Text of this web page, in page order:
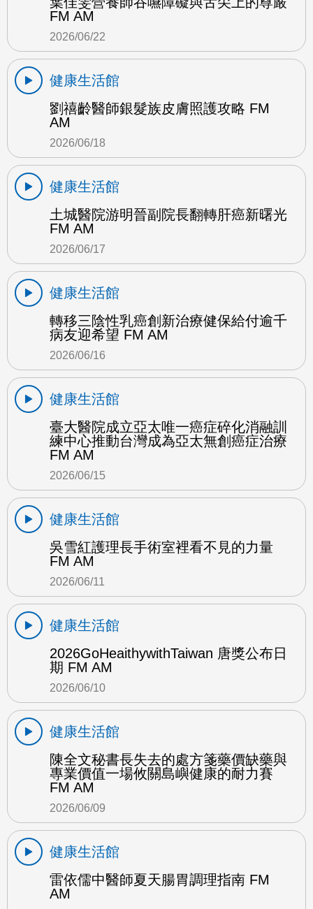
FM AM
2026/06/22
健康生活館
劉禧齡醫師銀髮族皮膚照護攻略 FM
AM
2026/06/18
健康生活館
土城醫院游明晉副院長翻轉肝癌新曙光
FM AM
2026/06/17
健康生活館
轉移三陰性乳癌創新治療健保給付逾千
病友迎希望 FM AM
2026/06/16
健康生活館
臺大醫院成立亞太唯一癌症碎化消融訓
練中心推動台灣成為亞太無創癌症治療
FM AM
2026/06/15
健康生活館
吳雪紅護理長手術室裡看不見的力量
FM AM
2026/06/11
健康生活館
2026GoHeaithywithTaiwan 唐獎公布日
期 FM AM
2026/06/10
健康生活館
陳全文秘書長失去的處方箋藥價缺藥與
專業價值一場攸關島嶼健康的耐力賽
FM AM
2026/06/09
健康生活館
雷依儒中醫師夏天腸胃調理指南 FM
AM